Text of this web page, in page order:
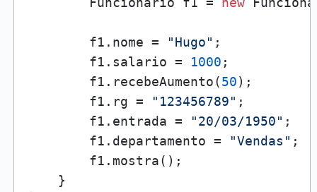
        f1.nome =
"Hugo" ;
        f1.salario =
1000 ;
        f1.recebeAumento(
50);
        f1.rg =
"123456789" ;
        f1.entrada =
"20/03/1950" ;
        f1.departamento =
"Vendas" ;
        f1.mostra();
    }